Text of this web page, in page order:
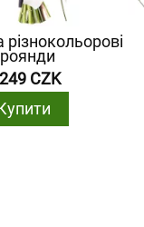
різнокольорові
CZK